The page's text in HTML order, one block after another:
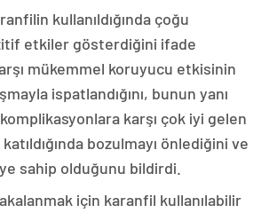
kullanıldığında çoğu
etkiler gösterdiğini ifade
mükemmel koruyucu etkisinin
ispatlandığını, bunun yanı
karşı çok iyi gelen
bozulmayı önlediğini ve
sahip olduğunu bildirdi.
için karanfil kullanılabilir